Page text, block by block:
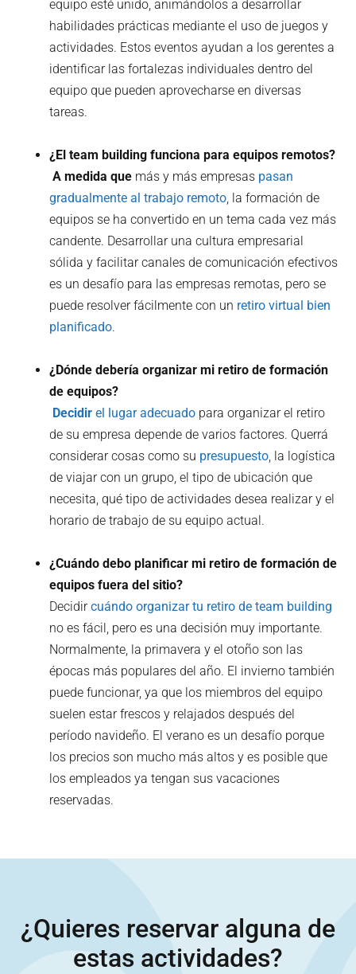
equipo esté unido, animándolos a desarrollar
habilidades prácticas mediante el uso de juegos y
actividades. Estos eventos ayudan a los gerentes a
identificar las fortalezas individuales dentro del
equipo que pueden aprovecharse en diversas
tareas.
¿El team building funciona para equipos remotos?
‍ A medida que más y más empresas pasan
gradualmente al trabajo remoto, la formación de
equipos se ha convertido en un tema cada vez más
candente. Desarrollar una cultura empresarial
sólida y facilitar canales de comunicación efectivos
es un desafío para las empresas remotas, pero se
puede resolver fácilmente con un retiro virtual bien
planificado.
¿Dónde debería organizar mi retiro de formación
de equipos?
‍ Decidir el lugar adecuado para organizar el retiro
de su empresa depende de varios factores. Querrá
considerar cosas como su presupuesto, la logística
de viajar con un grupo, el tipo de ubicación que
necesita, qué tipo de actividades desea realizar y el
horario de trabajo de su equipo actual.
¿Cuándo debo planificar mi retiro de formación de
equipos fuera del sitio?
Decidircuándo organizar tu retiro de team building
no es fácil, pero es una decisión muy importante.
Normalmente, la primavera y el otoño son las
épocas más populares del año. El invierno también
puede funcionar, ya que los miembros del equipo
suelen estar frescos y relajados después del
período navideño. El verano es un desafío porque
los precios son mucho más altos y es posible que
los empleados ya tengan sus vacaciones
reservadas.
¿Quieres reservar alguna de
estas actividades?